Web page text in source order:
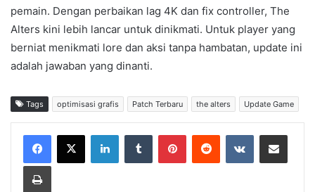
pemain. Dengan perbaikan lag 4K dan fix controller, The
Alters kini lebih lancar untuk dinikmati. Untuk player yang
berniat menikmati lore dan aksi tanpa hambatan, update ini
adalah jawaban yang dinanti.
Tags optimisasi grafis Patch Terbaru the alters Update Game